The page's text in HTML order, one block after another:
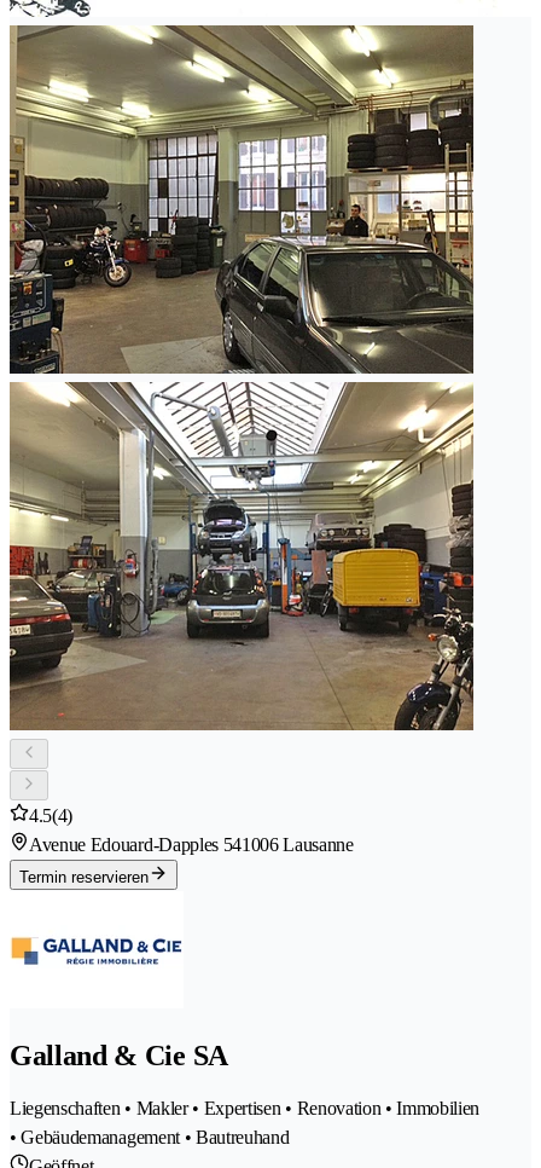
4.5(4)
Avenue Edouard-Dapples 541006 Lausanne
Termin reservieren
Galland & Cie SA
Liegenschaften • Makler • Expertisen • Renovation • Immobilien
• Gebäudemanagement • Bautreuhand